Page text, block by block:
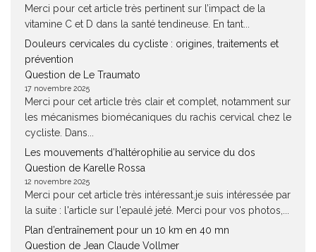
Merci pour cet article très pertinent sur l’impact de la
vitamine C et D dans la santé tendineuse. En tant...
Douleurs cervicales du cycliste : origines, traitements et
prévention
Question de Le Traumato
17 novembre 2025
Merci pour cet article très clair et complet, notamment sur
les mécanismes biomécaniques du rachis cervical chez le
cycliste. Dans...
Les mouvements d’haltérophilie au service du dos
Question de Karelle Rossa
12 novembre 2025
Merci pour cet article très intéressant.je suis intéressée par
la suite : l'article sur l'epaulé jeté. Merci pour vos photos,...
Plan d’entraînement pour un 10 km en 40 mn
Question de Jean Claude Vollmer